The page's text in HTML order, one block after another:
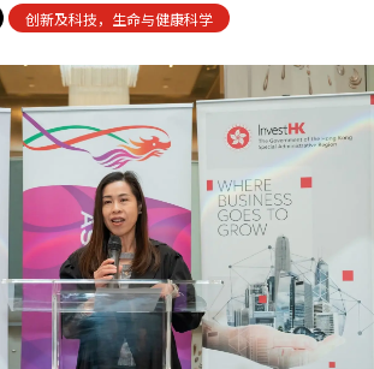
创新及科技，生命与健康科学